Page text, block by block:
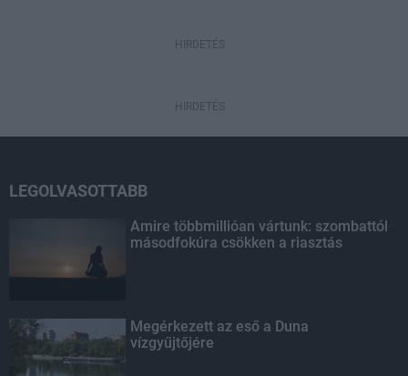
HIRDETÉS
HIRDETÉS
LEGOLVASOTTABB
Amire többmillióan vártunk: szombattól
másodfokúra csökken a riasztás
Megérkezett az eső a Duna
vízgyűjtőjére